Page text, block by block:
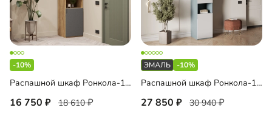
-10%
Распашной шкаф Ронкола-1.1
16 750 18 610
-10%
Распашной шкаф Ронкола-1.1 Эмаль с антресолью
27 850 30 940